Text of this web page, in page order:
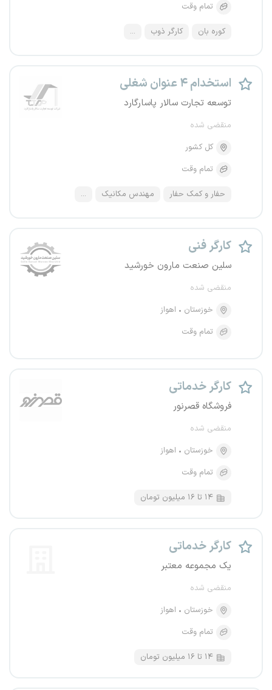
تمام وقت
کوره بان کارگر ذوب ...
استخدام ۴ عنوان شغلی
توسعه تجارت سالار پاسارگارد
منقضی شده
کل کشور
تمام وقت
حفار و کمک حفار مهندس مکانیک ...
کارگر فنی
سلین صنعت مارون خورشید
منقضی شده
خوزستان
اهواز
تمام وقت
کارگر خدماتی
فروشگاه قصرنور
منقضی شده
خوزستان
اهواز
تمام وقت
۱۴ تا ۱۶ میلیون تومان
کارگر خدماتی
یک مجموعه معتبر
منقضی شده
خوزستان
اهواز
تمام وقت
۱۴ تا ۱۶ میلیون تومان